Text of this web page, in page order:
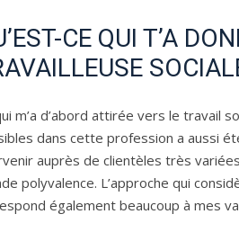
CE QUI T’A
m’a d’abord attirée vers le travail
dans cette profession a aussi
auprès de clientèles très
polyvalence. L’approche qui
également beaucoup à mes